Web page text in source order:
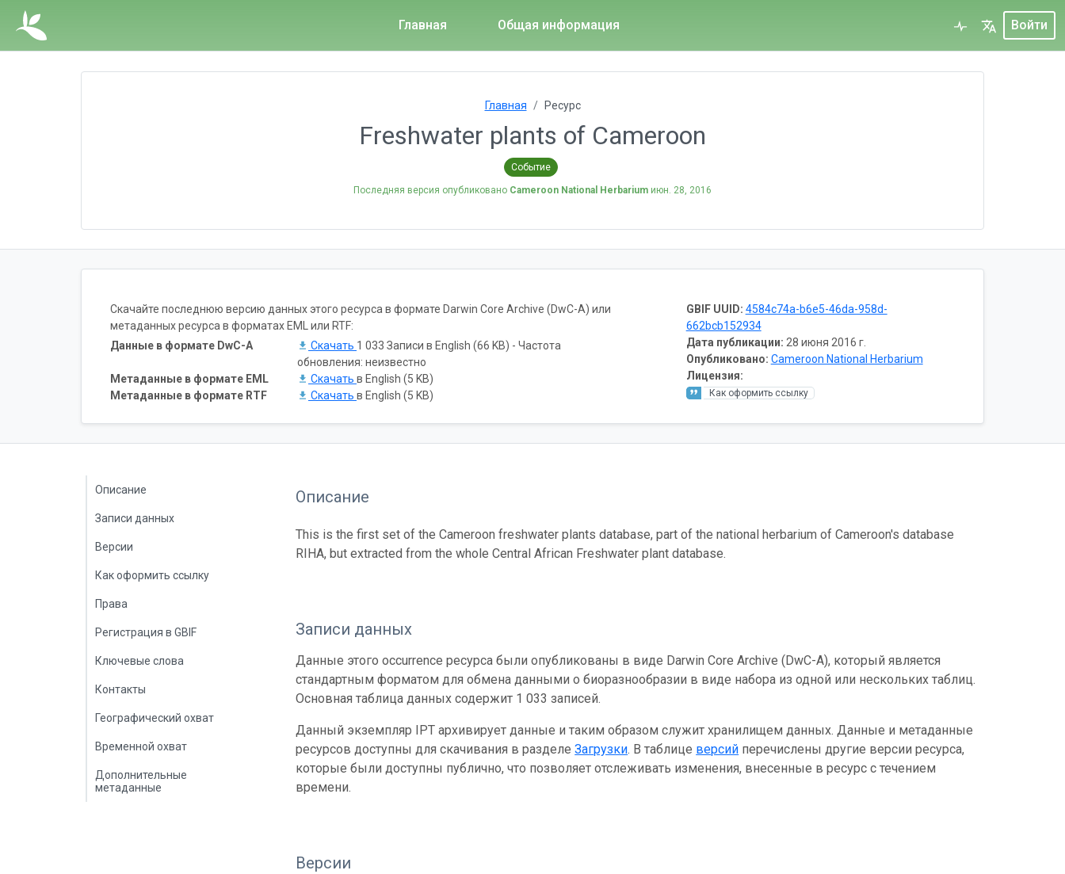
Главная Общая информация Войти
Главная Ресурс
Freshwater plants of Cameroon
Событие
Последняя версия опубликовано Cameroon National Herbarium июн. 28, 2016
GBIF UUID: 4584c74a-b6e5-46da-958d-
662bcb152934
Дата публикации: 28 июня 2016 г.
Опубликовано: Cameroon National Herbarium
Лицензия:
Как оформить ссылку
Скачайте последнюю версию данных этого ресурса в формате Darwin Core Archive (DwC-A) или
метаданных ресурса в форматах EML или RTF:
Данные в формате DwC-A
Скачать 1 033 Записи в English (66 KB) - Частота
обновления: неизвестно
Метаданные в формате EML
Скачать в English (5 KB)
Метаданные в формате RTF
Скачать в English (5 KB)
Описание
Записи данных
Версии
Как оформить ссылку
Права
Регистрация в GBIF
Ключевые слова
Контакты
Географический охват
Временной охват
Дополнительные
метаданные
Описание
This is the first set of the Cameroon freshwater plants database, part of the national herbarium of Cameroon's database
RIHA, but extracted from the whole Central African Freshwater plant database.
Записи данных
Данные этого occurrence ресурса были опубликованы в виде Darwin Core Archive (DwC-A), который является
стандартным форматом для обмена данными о биоразнообразии в виде набора из одной или нескольких таблиц.
Основная таблица данных содержит 1 033 записей.
Данный экземпляр IPT архивирует данные и таким образом служит хранилищем данных. Данные и метаданные
ресурсов доступны для скачивания в разделеЗагрузки. В таблице версий перечислены другие версии ресурса,
которые были доступны публично, что позволяет отслеживать изменения, внесенные в ресурс с течением
времени.
Версии